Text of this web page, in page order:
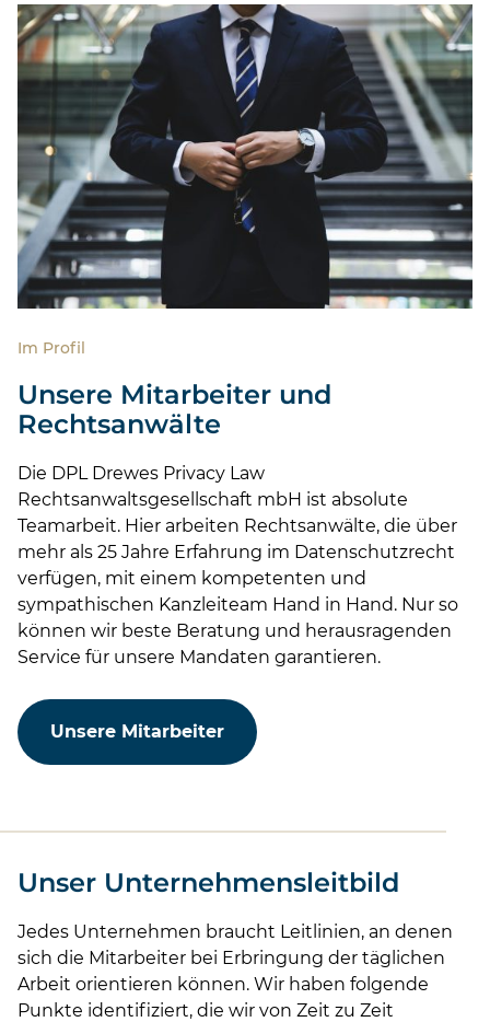
Im Profil
Unsere Mitarbeiter und
Rechtsanwälte
Die DPL Drewes Privacy Law
Rechtsanwaltsgesellschaft mbH ist absolute
Teamarbeit. Hier arbeiten Rechtsanwälte, die über
mehr als 25 Jahre Erfahrung im Datenschutzrecht
verfügen, mit einem kompetenten und
sympathischen Kanzleiteam Hand in Hand. Nur so
können wir beste Beratung und herausragenden
Service für unsere Mandaten garantieren.
Unsere Mitarbeiter
Unser Unternehmensleitbild
Jedes Unternehmen braucht Leitlinien, an denen
sich die Mitarbeiter bei Erbringung der täglichen
Arbeit orientieren können. Wir haben folgende
Punkte identifiziert, die wir von Zeit zu Zeit